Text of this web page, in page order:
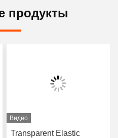
продукты
Видео
Transparent Elastic